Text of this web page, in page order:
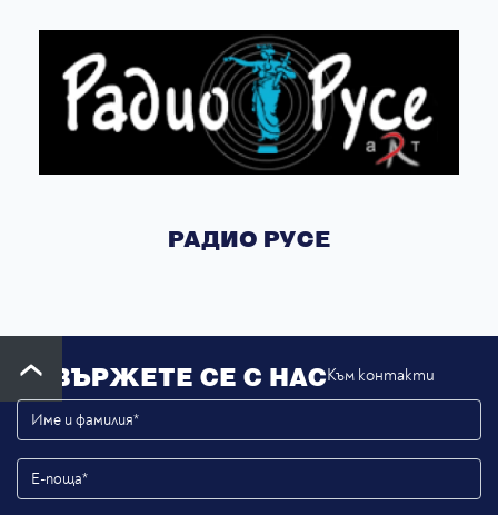
РАДИО РУСЕ
СВЪРЖЕТЕ СЕ С НАСКъм контакти